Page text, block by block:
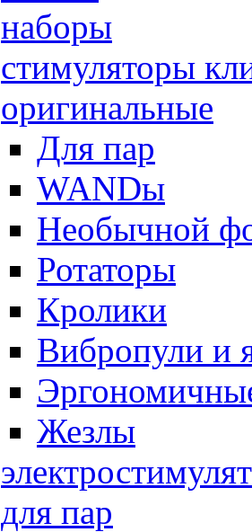
наборы
стимуляторы
оригинальные
Для пар
WANDы
Необычной
Ротаторы
Кролики
Вибропули и
Жезлы
для пар